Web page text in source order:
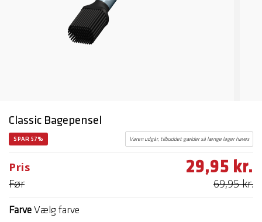
Classic Bagepensel
SPAR 57% Varen udgår, tilbuddet gælder så længe lager haves
Pris 29,95 kr.
Før 69,95 kr.
Farve Vælg farve